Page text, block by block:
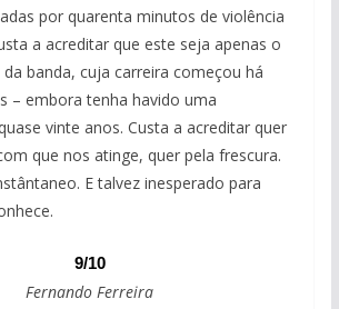
por quarenta minutos de violência
a acreditar que este seja apenas o
banda, cuja carreira começou há
– embora tenha havido uma
vinte anos. Custa a acreditar quer
que nos atinge, quer pela frescura.
E talvez inesperado para
9/10
Fernando Ferreira